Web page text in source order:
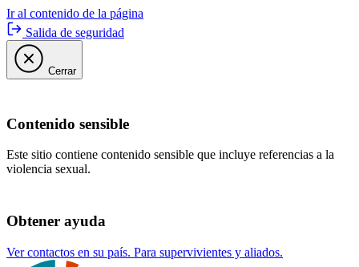
Ir al contenido de la página
Salida de seguridad
Cerrar
Contenido sensible
Este sitio contiene contenido sensible que incluye referencias a la
violencia sexual.
Obtener ayuda
Ver contactos en su país. Para supervivientes y aliados.